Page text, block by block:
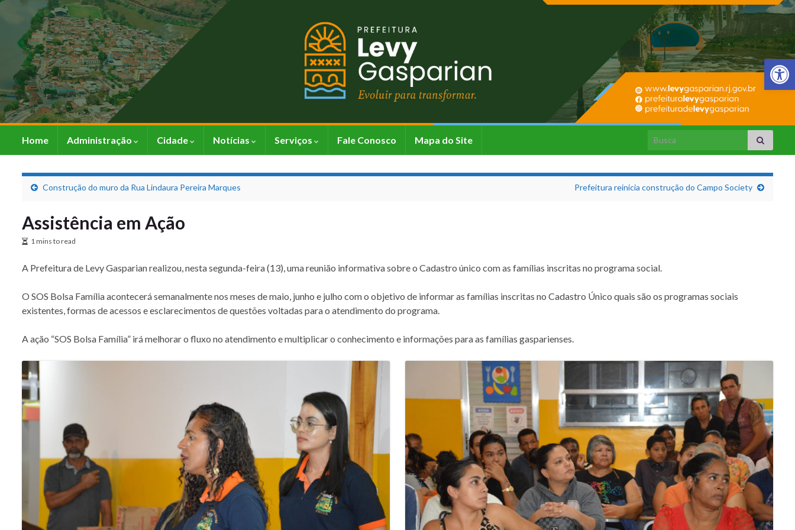
Barra de
Home Administração Cidade Notícias Serviços Fale Conosco Mapa do Site Search for:
Construção do muro da Rua Lindaura Pereira Marques Prefeitura reinicia construção do Campo Society
Assistência em Ação
1 mins to read
A Prefeitura de Levy Gasparian realizou, nesta segunda-feira (13), uma reunião informativa sobre o Cadastro único com as famílias inscritas no programa social.
O SOS Bolsa Família acontecerá semanalmente nos meses de maio, junho e julho com o objetivo de informar as famílias inscritas no Cadastro Único quais são os programas sociais
existentes, formas de acessos e esclarecimentos de questões voltadas para o atendimento do programa.
A ação “SOS Bolsa Família” irá melhorar o fluxo no atendimento e multiplicar o conhecimento e informações para as famílias gasparienses.